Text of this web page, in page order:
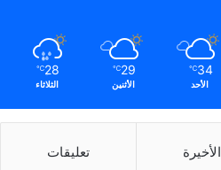
34
℃
الأحد
29
℃
الأثنين
28
℃
الثلاثاء
الأخيرة تعليقات